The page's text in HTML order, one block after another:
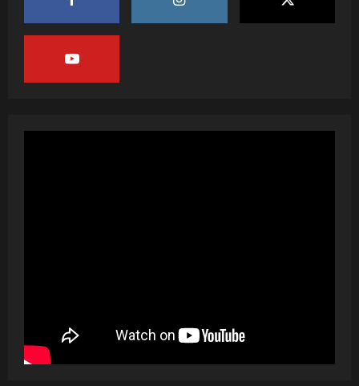
July 16, 2026
July 23, 2026